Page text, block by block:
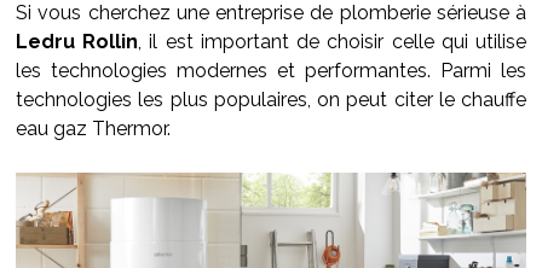
Si vous cherchez une entreprise de plomberie sérieuse à
Ledru Rollin, il est important de choisir celle qui utilise
les technologies modernes et performantes. Parmi les
technologies les plus populaires, on peut citer le chauffe
eau gaz Thermor.